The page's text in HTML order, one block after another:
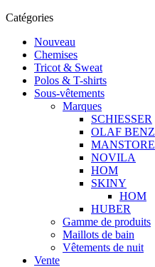
Catégories
Nouveau
Chemises
Tricot & Sweat
Polos & T-shirts
Sous-vêtements
Marques
SCHIESSER
OLAF BENZ
MANSTORE
NOVILA
HOM
SKINY
HOM
HUBER
Gamme de produits
Maillots de bain
Vêtements de nuit
Vente